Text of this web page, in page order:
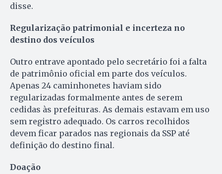
disse.
Regularização patrimonial e incerteza no
destino dos veículos
Outro entrave apontado pelo secretário foi a falta
de patrimônio oficial em parte dos veículos.
Apenas 24 caminhonetes haviam sido
regularizadas formalmente antes de serem
cedidas às prefeituras. As demais estavam em uso
sem registro adequado. Os carros recolhidos
devem ficar parados nas regionais da SSP até
definição do destino final.
Doação